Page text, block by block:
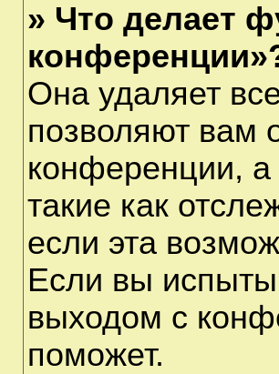
» Что делает
Она удаляет
позволяют вам
конференции,
такие как
если эта
Если вы
выходом с
поможет.